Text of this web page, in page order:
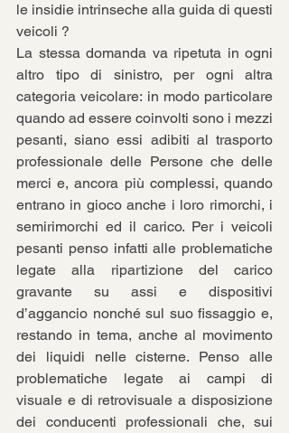
le insidie intrinseche alla guida di questi
veicoli ?
La stessa domanda va ripetuta in ogni
altro tipo di sinistro, per ogni altra
categoria veicolare: in modo particolare
quando ad essere coinvolti sono i mezzi
pesanti, siano essi adibiti al trasporto
professionale delle Persone che delle
merci e, ancora più complessi, quando
entrano in gioco anche i loro rimorchi, i
semirimorchi ed il carico. Per i veicoli
pesanti penso infatti alle problematiche
legate alla ripartizione del carico
gravante su assi e dispositivi
d’aggancio nonché sul suo fissaggio e,
restando in tema, anche al movimento
dei liquidi nelle cisterne. Penso alle
problematiche legate ai campi di
visuale e di retrovisuale a disposizione
dei conducenti professionali che, sui